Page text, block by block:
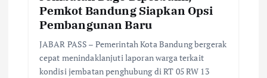
Pemkot Bandung Siapkan Opsi
Pembangunan Baru
JABAR PASS – Pemerintah Kota Bandung bergerak
cepat menindaklanjuti laporan warga terkait
kondisi jembatan penghubung di RT 05 RW 13